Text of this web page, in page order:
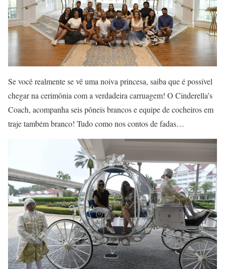
Se você realmente se vê uma noiva princesa, saiba que é possível
chegar na cerimônia com a verdadeira carruagem! O Cinderella’s
Coach, acompanha seis pôneis brancos e equipe de cocheiros em
traje também branco! Tudo como nos contos de fadas…